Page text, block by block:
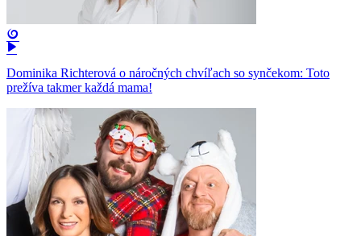
Dominika Richterová o náročných chvíľach so synčekom: Toto
prežíva takmer každá mama!